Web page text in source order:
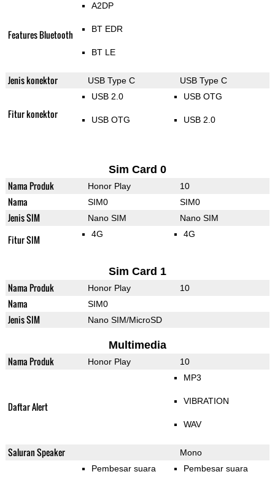
Features Bluetooth
A2DP
BT EDR
BT LE
Jenis konektor USB Type C USB Type C
Fitur konektor
USB 2.0
USB OTG
USB OTG
USB 2.0
Sim Card 0
Nama Produk Honor Play 10
Nama SIM0 SIM0
Jenis SIM Nano SIM Nano SIM
Fitur SIM 4G 4G
Sim Card 1
Nama Produk Honor Play 10
Nama SIM0
Jenis SIM Nano SIM/MicroSD
Multimedia
Nama Produk Honor Play 10
Daftar Alert
MP3
VIBRATION
WAV
Saluran Speaker Mono
Pembesar suara Pembesar suara